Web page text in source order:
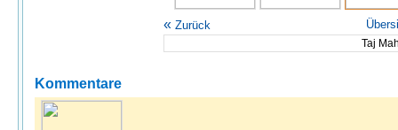
« Zurück
Taj
Kommentare